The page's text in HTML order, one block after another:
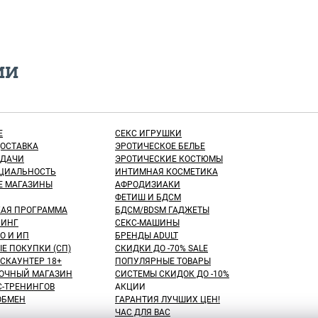
МАГАЗИНЫ
ПРОГРАММА
И ИП
ПОКУПКИ (СП)
18+
МАГАЗИН
ТРЕНИНГОВ
СЕКС ИГРУШКИ
ЭРОТИЧЕСКОЕ БЕЛЬЕ
ЭРОТИЧЕСКИЕ КОСТЮМЫ
ИНТИМНАЯ КОСМЕТИКА
АФРОДИЗИАКИ
ФЕТИШ И БДСМ
БДСМ/BDSM ГАДЖЕТЫ
СЕКС-МАШИНЫ
БРЕНДЫ ADULT
СКИДКИ ДО -70% SALE
ПОПУЛЯРНЫЕ ТОВАРЫ
СИСТЕМЫ СКИДОК ДО -10%
АКЦИИ
ГАРАНТИЯ ЛУЧШИХ ЦЕН!
ЧАС ДЛЯ ВАС